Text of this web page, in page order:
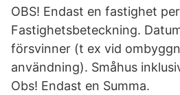
OBS! Endast en fastighet
Fastighetsbeteckning.
försvinner (t ex vid
användning). Småhus
Obs! Endast en Summa.